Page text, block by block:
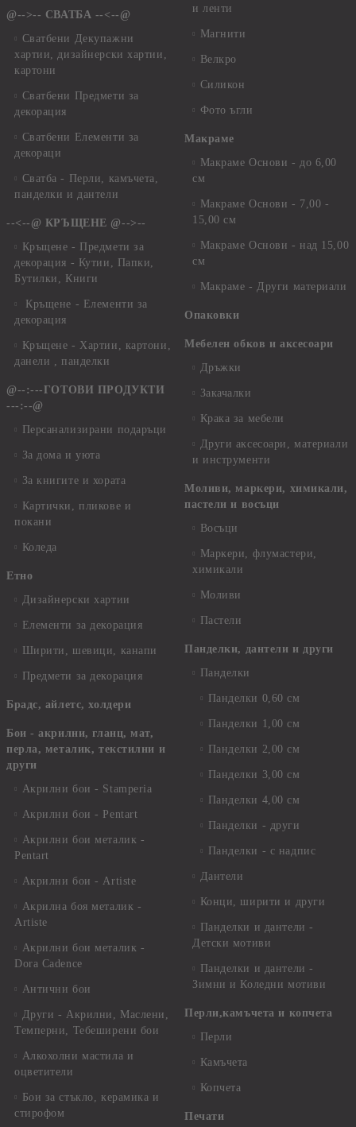
@-->-- СВАТБА --<--@
Сватбени Декупажни
хартии, дизайнерски хартии,
картони
Сватбени Предмети за
декорация
Сватбени Елементи за
декораци
Сватба - Перли, камъчета,
панделки и дантели
--<--@ КРЪЩЕНЕ @-->--
Кръщене - Предмети за
декорация - Кутии, Папки,
Бутилки, Книги
Кръщене - Елементи за
декорация
Кръщене - Хартии, картони,
данели , панделки
@--:---ГОТОВИ ПРОДУКТИ
---:--@
Персанализирани подаръци
За дома и уюта
За книгите и хората
Картички, пликове и
покани
Коледа
Етно
Дизайнерски хартии
Елементи за декорация
Ширити, шевици, канапи
Предмети за декорация
Брадс, айлетс, холдери
Бои - акрилни, гланц, мат,
перла, металик, текстилни и
други
Акрилни бои - Stamperia
Акрилни бои - Pentart
Акрилни бои металик -
Pentart
Акрилни бои - Artiste
Акрилна боя металик -
Artiste
Акрилни бои металик -
Dora Cadence
Антични бои
Други - Акрилни, Маслени,
Темперни, Тебеширени бои
Алкохолни мастила и
оцветители
Бои за стъкло, керамика и
стирофом
и ленти
Магнити
Велкро
Силикон
Фото ъгли
Макраме
Макраме Основи - до 6,00
см
Макраме Основи - 7,00 -
15,00 см
Макраме Основи - над 15,00
см
Макраме - Други материали
Опаковки
Мебелен обков и аксесоари
Дръжки
Закачалки
Крака за мебели
Други аксесоари, материали
и инструменти
Моливи, маркери, химикали,
пастели и восъци
Восъци
Маркери, флумастери,
химикали
Моливи
Пастели
Панделки, дантели и други
Панделки
Панделки 0,60 см
Панделки 1,00 см
Панделки 2,00 см
Панделки 3,00 см
Панделки 4,00 см
Панделки - други
Панделки - с надпис
Дантели
Конци, ширити и други
Панделки и дантели -
Детски мотиви
Панделки и дантели -
Зимни и Коледни мотиви
Перли,камъчета и копчета
Перли
Камъчета
Копчета
Печати